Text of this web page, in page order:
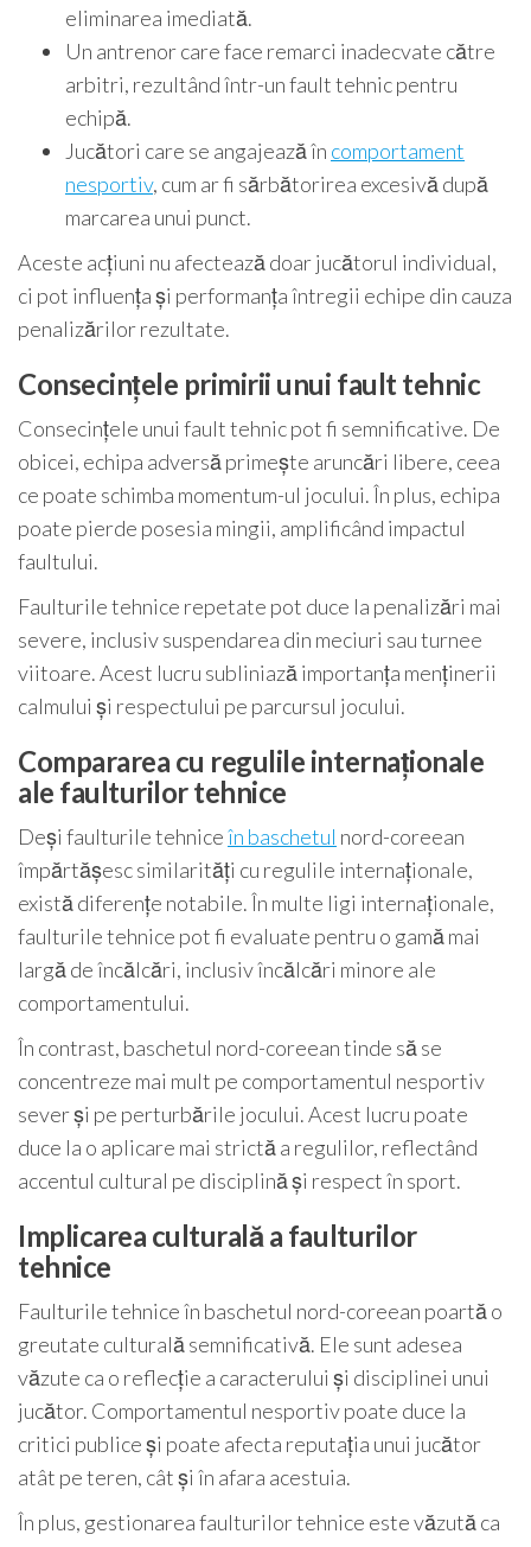
eliminarea imediată.
Un antrenor care face remarci inadecvate către
arbitri, rezultând într-un fault tehnic pentru
echipă.
Jucători care se angajează în comportament
nesportiv, cum ar fi sărbătorirea excesivă după
marcarea unui punct.
Aceste acțiuni nu afectează doar jucătorul individual,
ci pot influența și performanța întregii echipe din cauza
penalizărilor rezultate.
Consecințele primirii unui fault tehnic
Consecințele unui fault tehnic pot fi semnificative. De
obicei, echipa adversă primește aruncări libere, ceea
ce poate schimba momentum-ul jocului. În plus, echipa
poate pierde posesia mingii, amplificând impactul
faultului.
Faulturile tehnice repetate pot duce la penalizări mai
severe, inclusiv suspendarea din meciuri sau turnee
viitoare. Acest lucru subliniază importanța menținerii
calmului și respectului pe parcursul jocului.
Compararea cu regulile internaționale
ale faulturilor tehnice
Deși faulturile tehniceîn baschetul nord-coreean
împărtășesc similarități cu regulile internaționale,
există diferențe notabile. În multe ligi internaționale,
faulturile tehnice pot fi evaluate pentru o gamă mai
largă de încălcări, inclusiv încălcări minore ale
comportamentului.
În contrast, baschetul nord-coreean tinde să se
concentreze mai mult pe comportamentul nesportiv
sever și pe perturbările jocului. Acest lucru poate
duce la o aplicare mai strictă a regulilor, reflectând
accentul cultural pe disciplină și respect în sport.
Implicarea culturală a faulturilor
tehnice
Faulturile tehnice în baschetul nord-coreean poartă o
greutate culturală semnificativă. Ele sunt adesea
văzute ca o reflecție a caracterului și disciplinei unui
jucător. Comportamentul nesportiv poate duce la
critici publice și poate afecta reputația unui jucător
atât pe teren, cât și în afara acestuia.
În plus, gestionarea faulturilor tehnice este văzută ca